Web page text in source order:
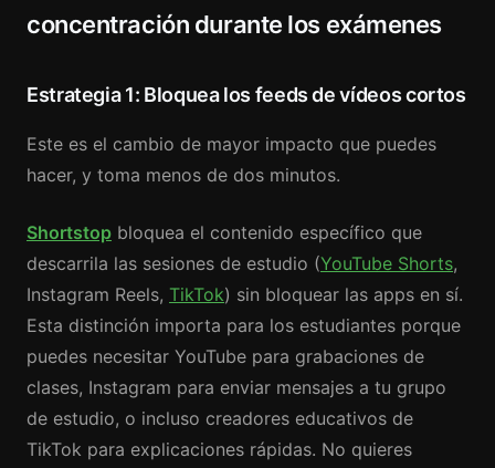
concentración durante los exámenes
Estrategia 1: Bloquea los feeds de vídeos cortos
Este es el cambio de mayor impacto que puedes
hacer, y toma menos de dos minutos.
Shortstop bloquea el contenido específico que
descarrila las sesiones de estudio (YouTube Shorts,
Instagram Reels, TikTok) sin bloquear las apps en sí.
Esta distinción importa para los estudiantes porque
puedes necesitar YouTube para grabaciones de
clases, Instagram para enviar mensajes a tu grupo
de estudio, o incluso creadores educativos de
TikTok para explicaciones rápidas. No quieres